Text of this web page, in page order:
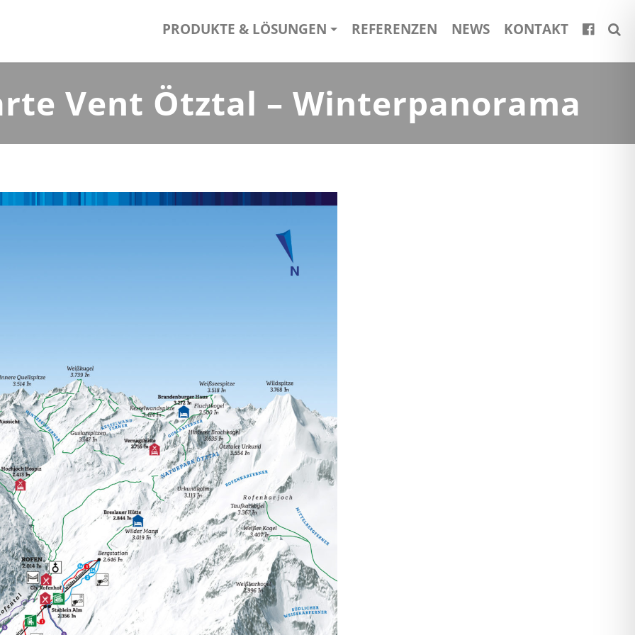
PRODUKTE & LÖSUNGEN REFERENZEN NEWS KONTAKT
Vent Ötztal – Winterpanorama